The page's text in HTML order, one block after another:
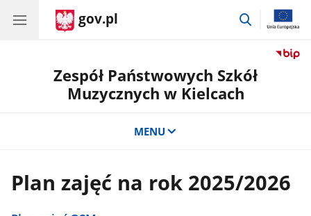
gov.pl
przejdź
Zespół Państwowych Szkół
Muzycznych w Kielcach
MENU
Plan zajęć na rok 2025/2026